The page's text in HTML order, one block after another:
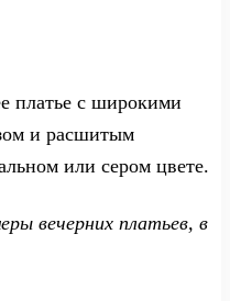
платье с широкими
и расшитым
или сером цвете.
вечерних платьев, в